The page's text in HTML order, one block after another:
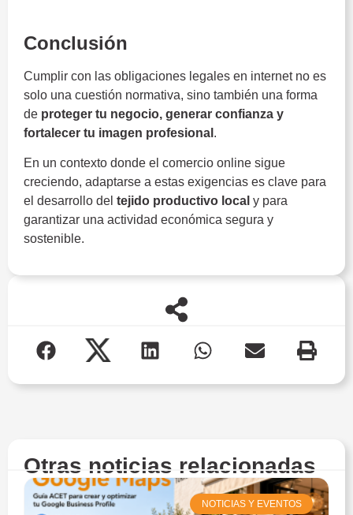
Conclusión
Cumplir con las obligaciones legales en internet no es
solo una cuestión normativa, sino también una forma
de proteger tu negocio, generar confianza y
fortalecer tu imagen profesional .
En un contexto donde el comercio online sigue
creciendo, adaptarse a estas exigencias es clave para
el desarrollo del tejido productivo local y para
garantizar una actividad económica segura y
sostenible.
Otras noticias relacionadas
NOTICIAS Y EVENTOS